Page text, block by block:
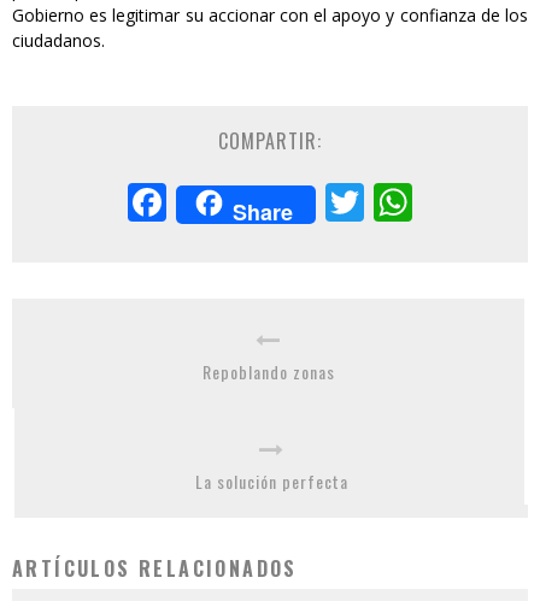
Gobierno es legitimar su accionar con el apoyo y confianza de los
ciudadanos.
COMPARTIR:
Facebook
Share Twitter
Repoblando zonas
La solución perfecta
ARTÍCULOS RELACIONADOS